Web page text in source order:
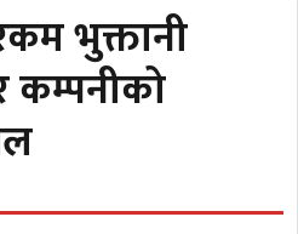
भुक्तानी
कम्पनीको